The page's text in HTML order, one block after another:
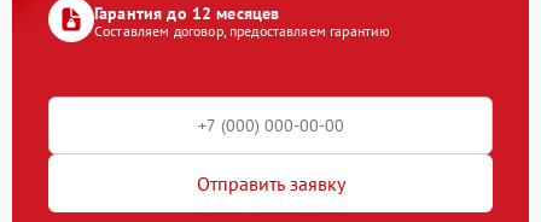
Гарантия до 12 месяцев
Составляем договор, предоставляем гарантию
Отправить заявку